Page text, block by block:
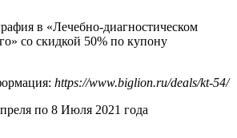
в «Лечебно-диагностическом
со скидкой 50% по купону
https://www.biglion.ru/deals/kt-54/
по 8 Июля 2021 года